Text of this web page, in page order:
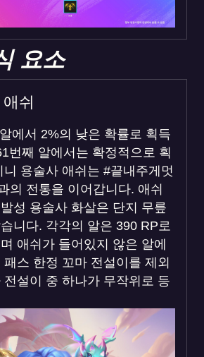
요소
쉬
에서 2%의 낮은 확률로 획득
번째 알에서는 확정적으로 획
용술사 애쉬는 #끝내주게멋
의 전통을 이어갑니다. 애쉬
성 용술사 화살은 단지 무릎
니다. 각각의 알은 390 RP로
애쉬가 들어있지 않은 알에
스 한정 꼬마 전설이를 제외
전설이 중 하나가 무작위로 등